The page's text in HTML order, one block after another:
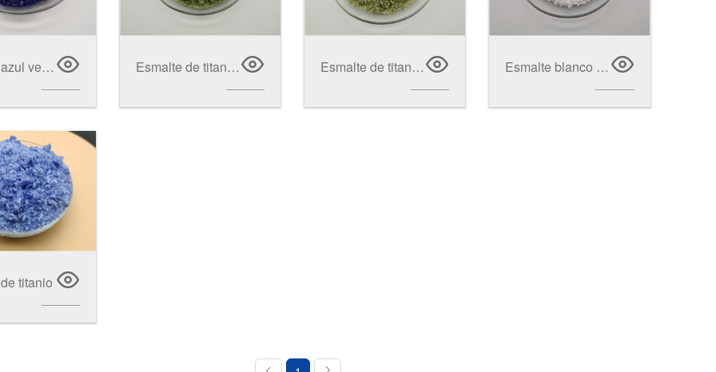
Esmalte azul verde Esmalte de titanio de color crema Esmalte de titanio de color marfil Esmalte blanco antimonio
titanio